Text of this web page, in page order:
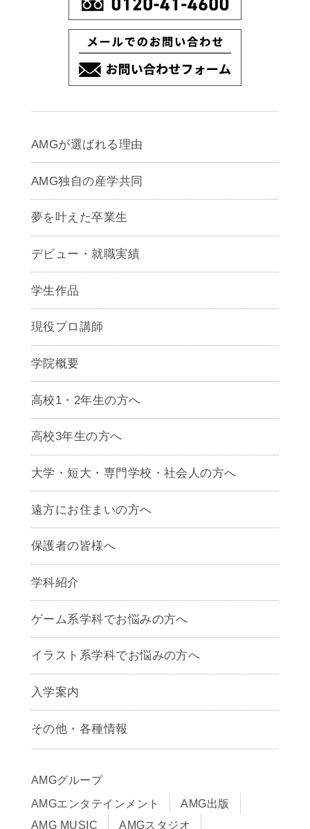
AMGが選ばれる理由
AMG独自の産学共同
夢を叶えた卒業生
デビュー・就職実績
学生作品
現役プロ講師
学院概要
高校1・2年生の方へ
高校3年生の方へ
大学・短大・専門学校・社会人の方へ
遠方にお住まいの方へ
保護者の皆様へ
学科紹介
ゲームクリエイター学科
CG学科
アニメーション学科
声優学科
ゲーム系学科でお悩みの方へ
イラスト系学科でお悩みの方へ
入学案内
募集要項
早期出願制度・AOエントリー
入学までの流れ
学費サポート・各種制度
学費について
その他・各種情報
アクセス
サイトポリシー
在校生・保護者の方へ
AMGグループ
AMGエンタテインメント
AMG出版
AMG MUSIC
AMGスタジオ